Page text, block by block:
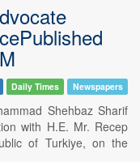
Daily Times Newspapers
Shehbaz Sharif
with H.E. Mr. Recep
of Turkiye, on the